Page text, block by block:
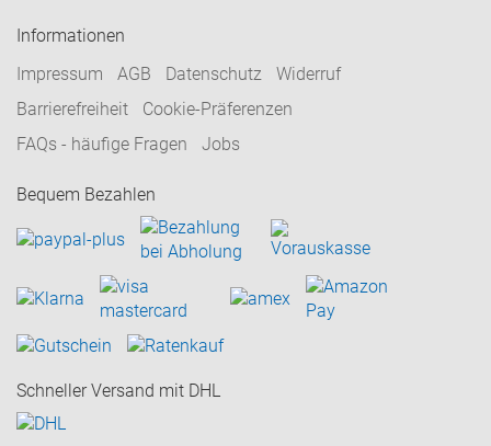
Informationen
Impressum
AGB Datenschutz
Widerruf
Barrierefreiheit
Cookie-Präferenzen
FAQs - häufige Fragen
Jobs
Bequem Bezahlen
Schneller Versand mit DHL